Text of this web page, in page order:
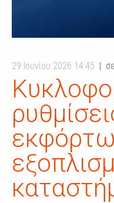
29 Ιουνίου 2026 14:45 σε